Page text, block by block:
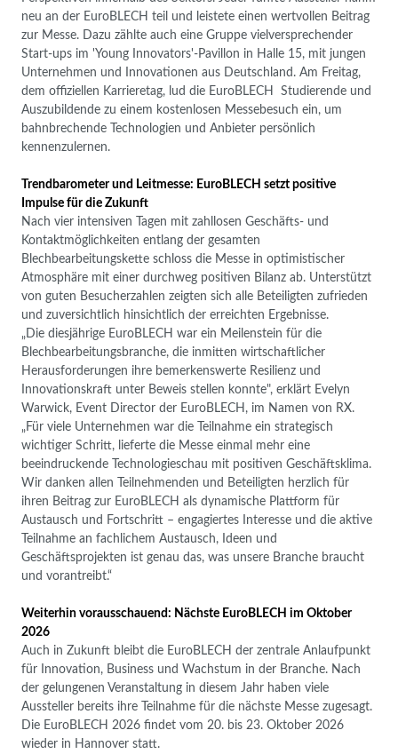
neu an der EuroBLECH teil und leistete einen wertvollen Beitrag
zur Messe. Dazu zählte auch eine Gruppe vielversprechender
Start-ups im 'Young Innovators'-Pavillon in Halle 15, mit jungen
Unternehmen und Innovationen aus Deutschland. Am Freitag,
dem offiziellen Karrieretag, lud die EuroBLECH Studierende und
Auszubildende zu einem kostenlosen Messebesuch ein, um
bahnbrechende Technologien und Anbieter persönlich
kennenzulernen.
Trendbarometer und Leitmesse: EuroBLECH setzt positive
Impulse für die Zukunft
Nach vier intensiven Tagen mit zahllosen Geschäfts- und
Kontaktmöglichkeiten entlang der gesamten
Blechbearbeitungskette schloss die Messe in optimistischer
Atmosphäre mit einer durchweg positiven Bilanz ab. Unterstützt
von guten Besucherzahlen zeigten sich alle Beteiligten zufrieden
und zuversichtlich hinsichtlich der erreichten Ergebnisse.
„Die diesjährige EuroBLECH war ein Meilenstein für die
Blechbearbeitungsbranche, die inmitten wirtschaftlicher
Herausforderungen ihre bemerkenswerte Resilienz und
Innovationskraft unter Beweis stellen konnte", erklärt Evelyn
Warwick, Event Director der EuroBLECH, im Namen von RX.
„Für viele Unternehmen war die Teilnahme ein strategisch
wichtiger Schritt, lieferte die Messe einmal mehr eine
beeindruckende Technologieschau mit positiven Geschäftsklima.
Wir danken allen Teilnehmenden und Beteiligten herzlich für
ihren Beitrag zur EuroBLECH als dynamische Plattform für
Austausch und Fortschritt – engagiertes Interesse und die aktive
Teilnahme an fachlichem Austausch, Ideen und
Geschäftsprojekten ist genau das, was unsere Branche braucht
und vorantreibt.“
Weiterhin vorausschauend: Nächste EuroBLECH im Oktober
2026
Auch in Zukunft bleibt die EuroBLECH der zentrale Anlaufpunkt
für Innovation, Business und Wachstum in der Branche. Nach
der gelungenen Veranstaltung in diesem Jahr haben viele
Aussteller bereits ihre Teilnahme für die nächste Messe zugesagt.
Die EuroBLECH 2026 findet vom 20. bis 23. Oktober 2026
wieder in Hannover statt.